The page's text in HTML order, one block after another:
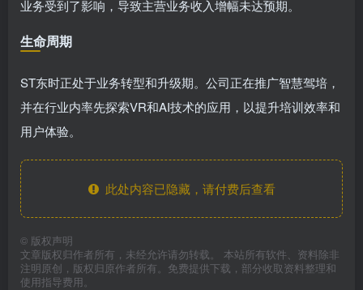
业务受到了影响，导致主营业务收入增幅未达预期。
生命周期
ST东时正处于业务转型和升级期。公司正在推广智慧驾培，
并在行业内率先探索VR和AI技术的应用，以提升培训效率和
用户体验。
此处内容已隐藏，请付费后查看
© 版权声明
文章版权归作者所有，未经允许请勿转载。 本站所有软件、资料除非
注明原创，版权归原作者所有。免费提供下载，部分收取资料整理和
使用指导费用。